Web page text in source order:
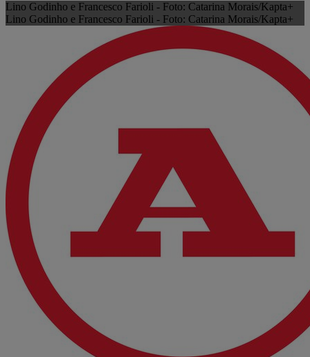
Lino Godinho e Francesco Farioli - Foto: Catarina Morais/Kapta+
Lino Godinho e Francesco Farioli - Foto: Catarina Morais/Kapta+